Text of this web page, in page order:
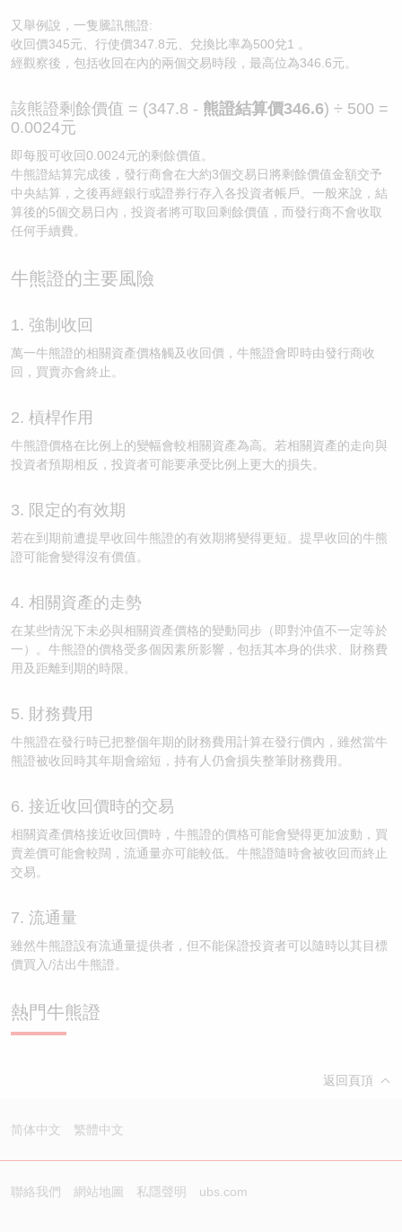
又舉例說，一隻騰訊熊證:
收回價345元、行使價347.8元、兌換比率為500兌1 。
經觀察後，包括收回在內的兩個交易時段，最高位為346.6元。
該熊證剩餘價值 = (347.8 - 熊證結算價346.6) ÷ 500 =
0.0024元
即每股可收回0.0024元的剩餘價值。
牛熊證結算完成後，發行商會在大約3個交易日將剩餘價值金額交予
中央結算，之後再經銀行或證券行存入各投資者帳戶。一般來說，結
算後的5個交易日內，投資者將可取回剩餘價值，而發行商不會收取
任何手續費。
牛熊證的主要風險
1. 強制收回
萬一牛熊證的相關資產價格觸及收回價，牛熊證會即時由發行商收
回，買賣亦會終止。
2. 槓桿作用
牛熊證價格在比例上的變幅會較相關資產為高。若相關資產的走向與
投資者預期相反，投資者可能要承受比例上更大的損失。
3. 限定的有效期
若在到期前遭提早收回牛熊證的有效期將變得更短。提早收回的牛熊
證可能會變得沒有價值。
4. 相關資產的走勢
在某些情況下未必與相關資產價格的變動同步（即對沖值不一定等於
一）。牛熊證的價格受多個因素所影響，包括其本身的供求、財務費
用及距離到期的時限。
5. 財務費用
牛熊證在發行時已把整個年期的財務費用計算在發行價內，雖然當牛
熊證被收回時其年期會縮短，持有人仍會損失整筆財務費用。
6. 接近收回價時的交易
相關資產價格接近收回價時，牛熊證的價格可能會變得更加波動，買
賣差價可能會較闊，流通量亦可能較低。牛熊證隨時會被收回而終止
交易。
7. 流通量
雖然牛熊證設有流通量提供者，但不能保證投資者可以隨時以其目標
價買入/沽出牛熊證。
熱門牛熊證
返回頁頂
简体中文 繁體中文
聯絡我們 網站地圖 私隱聲明 ubs.com